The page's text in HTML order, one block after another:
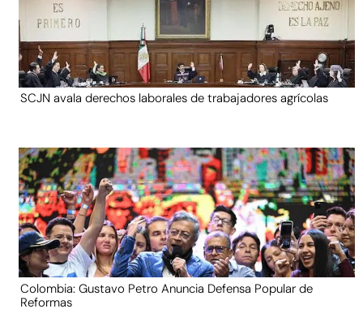
SCJN avala derechos laborales de trabajadores agrícolas
Colombia: Gustavo Petro Anuncia Defensa Popular de
Reformas